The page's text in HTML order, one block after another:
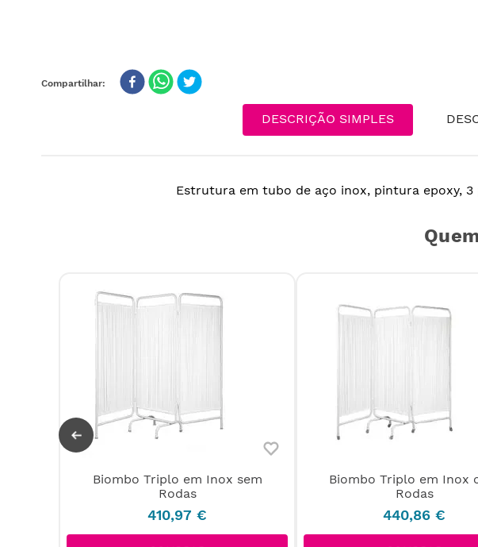
DESCRIÇÃO SIMPLES
Estrutura em tubo de aço inox, pintura epoxy,
Biombo Triplo em Inox sem
Rodas
410,97 €
Biombo Triplo em Inox
Rodas
440,86 €